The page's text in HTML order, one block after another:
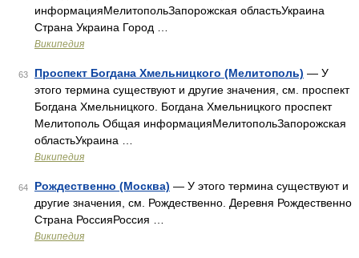
информацияМелитопольЗапорожская областьУкраина
Страна Украина Город …
Википедия
63 Проспект Богдана Хмельницкого (Мелитополь) — У
этого термина существуют и другие значения, см. проспект
Богдана Хмельницкого. Богдана Хмельницкого проспект
Мелитополь Общая информацияМелитопольЗапорожская
областьУкраина …
Википедия
64 Рождественно (Москва) — У этого термина существуют и
другие значения, см. Рождественно. Деревня Рождественно
Страна РоссияРоссия …
Википедия